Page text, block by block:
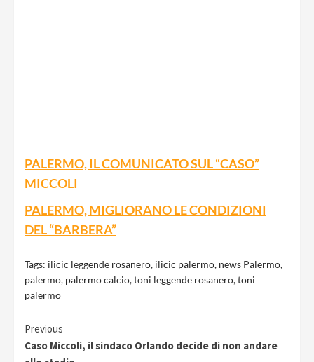
PALERMO, IL COMUNICATO SUL “CASO”
MICCOLI
PALERMO, MIGLIORANO LE CONDIZIONI
DEL “BARBERA”
Tags: ilicic leggende rosanero, ilicic palermo, news Palermo,
palermo, palermo calcio,toni leggende rosanero,toni
palermo
Continue
Previous
Caso Miccoli, il sindaco Orlando decide di non andare